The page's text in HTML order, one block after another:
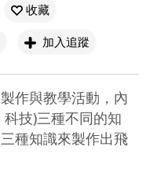
收藏
加入追蹤
作與教學活動，內
技)三種不同的知
種知識來製作出飛